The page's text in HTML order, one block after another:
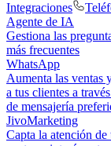
Integraciones
Agente de IA
Gestiona las
más frecuentes
WhatsApp
Aumenta las ventas
a tus clientes a
de mensajería
JivoMarketing
Capta la atención de